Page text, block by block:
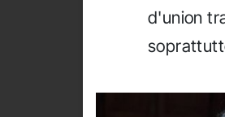
d'union